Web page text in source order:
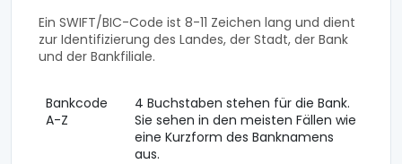
Ein SWIFT/BIC-Code ist 8-11 Zeichen lang und dient
zur Identifizierung des Landes, der Stadt, der Bank
und der Bankfiliale.
Bankcode
A-Z
4 Buchstaben stehen für die Bank.
Sie sehen in den meisten Fällen wie
eine Kurzform des Banknamens
aus.